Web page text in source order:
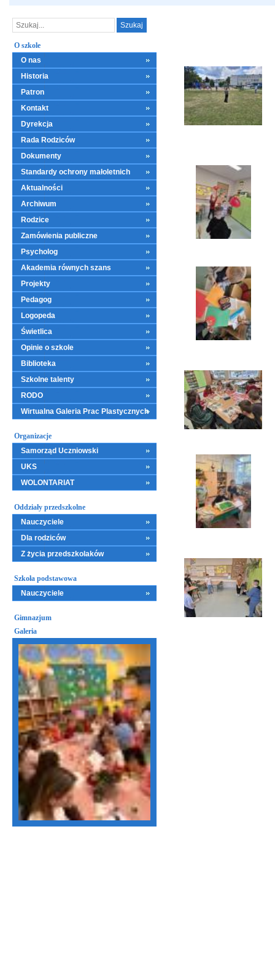
O szkole
O nas
Historia
Patron
Kontakt
Dyrekcja
Rada Rodziców
Dokumenty
Standardy ochrony małoletnich
Aktualności
Archiwum
Rodzice
Zamówienia publiczne
Psycholog
Akademia równych szans
Projekty
Pedagog
Logopeda
Świetlica
Opinie o szkole
Biblioteka
Szkolne talenty
RODO
Wirtualna Galeria Prac Plastycznych
Organizacje
Samorząd Uczniowski
UKS
WOLONTARIAT
Oddziały przedszkolne
Nauczyciele
Dla rodziców
Z życia przedszkolaków
Szkoła podstawowa
Nauczyciele
Gimnazjum
Galeria